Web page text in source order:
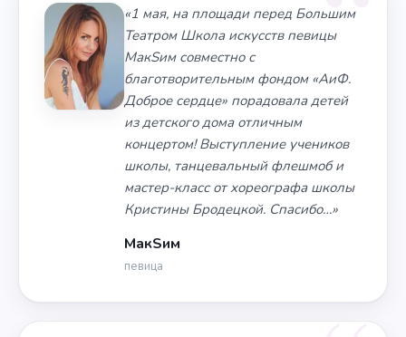
«1 мая, на площади перед Большим
Театром Школа искусств певицы
МакSим совместно с
благотворительным фондом «АиФ.
Доброе сердце» порадовала детей
из детского дома отличным
концертом! Выступление учеников
школы, танцевальный флешмоб и
мастер-класс от хореографа школы
Кристины Бродецкой. Спасибо…»
МакSим
певица